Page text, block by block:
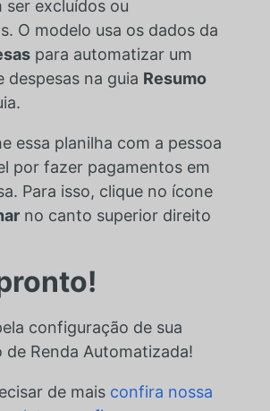
ser excluídos ou
O modelo usa os dados da
para automatizar um
despesas na guia Resumo
essa planilha com a pessoa
por fazer pagamentos em
Para isso, clique no ícone
no canto superior direito
configuração de sua
de Renda Automatizada!
de mais confira nossa